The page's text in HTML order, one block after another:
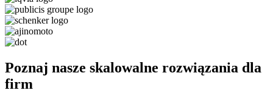
Poznaj nasze skalowalne rozwiązania dla
firm